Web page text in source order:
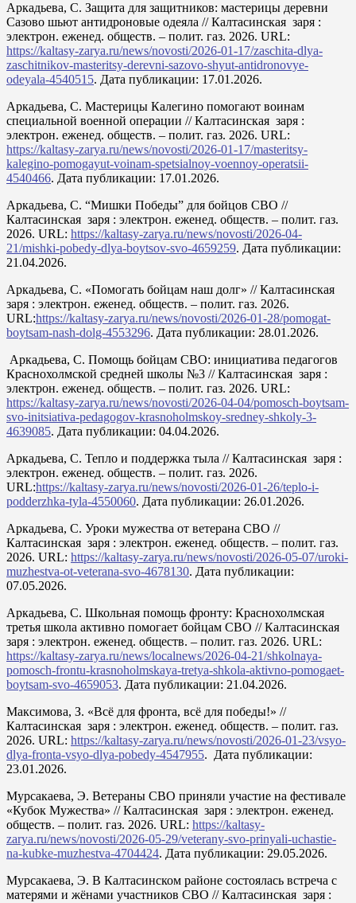
Аркадьева, С. Защита для защитников: мастерицы деревни
Сазово шьют антидроновые одеяла // Калтасинская заря :
электрон. еженед. обществ. – полит. газ. 2026. URL:
https://kaltasy-zarya.ru/news/novosti/2026-01-17/zaschita-dlya-
zaschitnikov-masteritsy-derevni-sazovo-shyut-antidronovye-
odeyala-4540515. Дата публикации: 17.01.2026.
Аркадьева, С. Мастерицы Калегино помогают воинам
специальной военной операции // Калтасинская заря :
электрон. еженед. обществ. – полит. газ. 2026. URL:
https://kaltasy-zarya.ru/news/novosti/2026-01-17/masteritsy-
kalegino-pomogayut-voinam-spetsialnoy-voennoy-operatsii-
4540466. Дата публикации: 17.01.2026.
Аркадьева, С. “Мишки Победы” для бойцов СВО //
Калтасинская заря : электрон. еженед. обществ. – полит. газ.
2026. URL: https://kaltasy-zarya.ru/news/novosti/2026-04-
21/mishki-pobedy-dlya-boytsov-svo-4659259. Дата публикации:
21.04.2026.
Аркадьева, С. «Помогать бойцам наш долг» // Калтасинская
заря : электрон. еженед. обществ. – полит. газ. 2026.
URL:https://kaltasy-zarya.ru/news/novosti/2026-01-28/pomogat-
boytsam-nash-dolg-4553296. Дата публикации: 28.01.2026.
Аркадьева, С. Помощь бойцам СВО: инициатива педагогов
Краснохолмской средней школы №3 // Калтасинская заря :
электрон. еженед. обществ. – полит. газ. 2026. URL:
https://kaltasy-zarya.ru/news/novosti/2026-04-04/pomosch-boytsam-
svo-initsiativa-pedagogov-krasnoholmskoy-sredney-shkoly-3-
4639085. Дата публикации: 04.04.2026.
Аркадьева, С. Тепло и поддержка тыла // Калтасинская заря :
электрон. еженед. обществ. – полит. газ. 2026.
URL:https://kaltasy-zarya.ru/news/novosti/2026-01-26/teplo-i-
podderzhka-tyla-4550060. Дата публикации: 26.01.2026.
Аркадьева, С. Уроки мужества от ветерана СВО //
Калтасинская заря : электрон. еженед. обществ. – полит. газ.
2026. URL: https://kaltasy-zarya.ru/news/novosti/2026-05-07/uroki-
muzhestva-ot-veterana-svo-4678130. Дата публикации:
07.05.2026.
Аркадьева, С. Школьная помощь фронту: Краснохолмская
третья школа активно помогает бойцам СВО // Калтасинская
заря : электрон. еженед. обществ. – полит. газ. 2026. URL:
https://kaltasy-zarya.ru/news/localnews/2026-04-21/shkolnaya-
pomosch-frontu-krasnoholmskaya-tretya-shkola-aktivno-pomogaet-
boytsam-svo-4659053. Дата публикации: 21.04.2026.
Максимова, З. «Всё для фронта, всё для победы!» //
Калтасинская заря : электрон. еженед. обществ. – полит. газ.
2026. URL: https://kaltasy-zarya.ru/news/novosti/2026-01-23/vsyo-
dlya-fronta-vsyo-dlya-pobedy-4547955. Дата публикации:
23.01.2026.
Мурсакаева, Э. Ветераны СВО приняли участие на фестивале
«Кубок Мужества» // Калтасинская заря : электрон. еженед.
обществ. – полит. газ. 2026. URL: https://kaltasy-
zarya.ru/news/novosti/2026-05-29/veterany-svo-prinyali-uchastie-
na-kubke-muzhestva-4704424. Дата публикации: 29.05.2026.
Мурсакаева, Э. В Калтасинском районе состоялась встреча с
матерями и жёнами участников СВО // Калтасинская заря :